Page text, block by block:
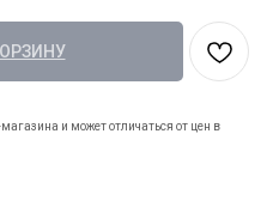
и может отличаться от цен в